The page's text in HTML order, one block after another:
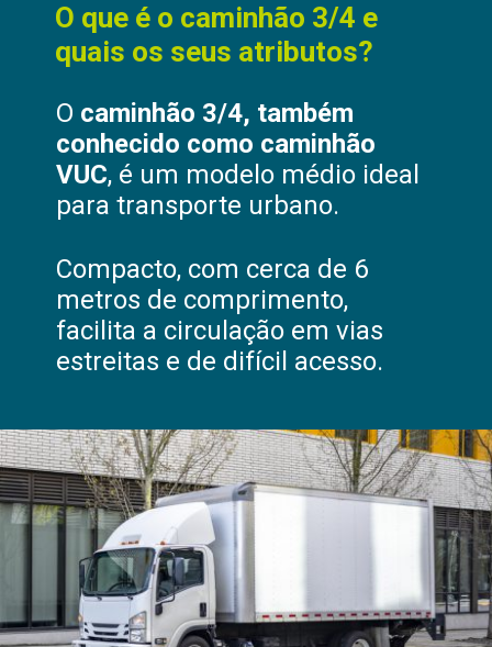
O caminhão 3/4, também
conhecido como caminhão
VUC, é um modelo médio ideal
para transporte urbano.
O que é o caminhão 3/4 e
quais os seus atributos?
Compacto, com cerca de 6
metros de comprimento,
facilita a circulação em vias
estreitas e de difícil acesso.